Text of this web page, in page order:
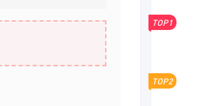
TOP1
TOP2